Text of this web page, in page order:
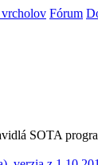
Fórum
SOTA